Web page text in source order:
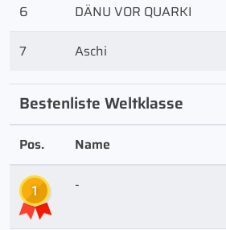
6
DÄNU VOR QUARKI
7
Aschi
Bestenliste Weltklasse
Pos. Name
1 -